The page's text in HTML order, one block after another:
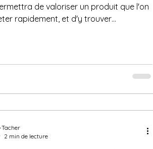
de valoriser un produit que l'on
rapidement, et d'y trouver
Tacher
2 min de lecture